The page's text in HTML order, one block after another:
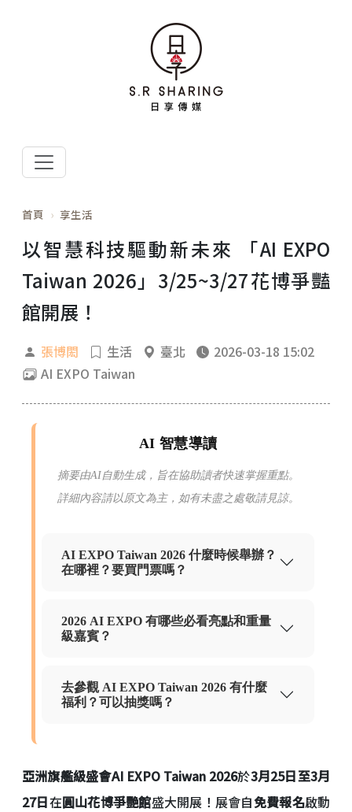
首頁 享生活
以智慧科技驅動新未來 「AI EXPO
Taiwan 2026」3/25~3/27花博爭豔
館開展！
張博閎 生活 臺北
2026-03-18 15:02
AI EXPO Taiwan
AI 智慧導讀
摘要由AI自動生成，旨在協助讀者快速掌握重點。
詳細內容請以原文為主，如有未盡之處敬請見諒。
AI EXPO Taiwan 2026 什麼時候舉辦？
在哪裡？要買門票嗎？
2026 AI EXPO 有哪些必看亮點和重量
級嘉賓？
去參觀 AI EXPO Taiwan 2026 有什麼
福利？可以抽獎嗎？
亞洲旗艦級盛會AI EXPO Taiwan 2026於3月25日至3月
27日在圓山花博爭艷館盛大開展！展會自免費報名啟動